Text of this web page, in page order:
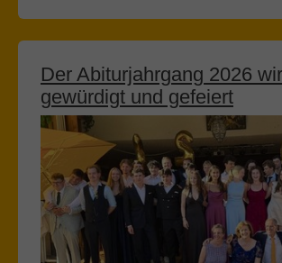
Der Abiturjahrgang 2026
gewürdigt und gefeiert